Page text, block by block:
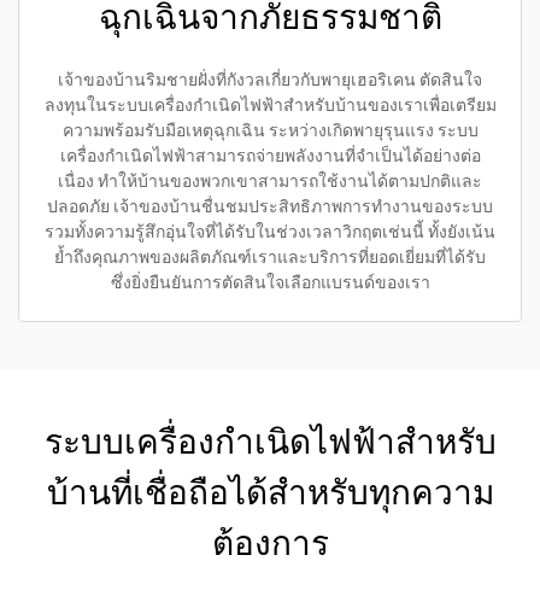
ฉุกเฉินจากภัยธรรมชาติ
เจ้าของบ้านริมชายฝั่งที่กังวลเกี่ยวกับพายุเฮอริเคน ตัดสินใจ
ลงทุนในระบบเครื่องกำเนิดไฟฟ้าสำหรับบ้านของเราเพื่อเตรียม
ความพร้อมรับมือเหตุฉุกเฉิน ระหว่างเกิดพายุรุนแรง ระบบ
เครื่องกำเนิดไฟฟ้าสามารถจ่ายพลังงานที่จำเป็นได้อย่างต่อ
เนื่อง ทำให้บ้านของพวกเขาสามารถใช้งานได้ตามปกติและ
ปลอดภัย เจ้าของบ้านชื่นชมประสิทธิภาพการทำงานของระบบ
รวมทั้งความรู้สึกอุ่นใจที่ได้รับในช่วงเวลาวิกฤตเช่นนี้ ทั้งยังเน้น
ย้ำถึงคุณภาพของผลิตภัณฑ์เราและบริการที่ยอดเยี่ยมที่ได้รับ
ซึ่งยิ่งยืนยันการตัดสินใจเลือกแบรนด์ของเรา
ระบบเครื่องกำเนิดไฟฟ้าสำหรับ
บ้านที่เชื่อถือได้สำหรับทุกความ
ต้องการ